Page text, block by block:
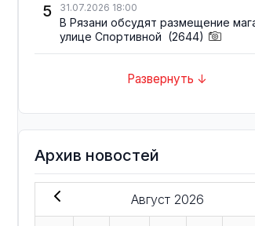
5 31.07.2026 18:00
В Рязани обсудят размещение
улице Спортивной (2644)
Развернуть ↓
Архив новостей
Август 2026